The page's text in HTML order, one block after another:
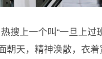
热搜上一个叫“一旦上
朝天，精神涣散，衣